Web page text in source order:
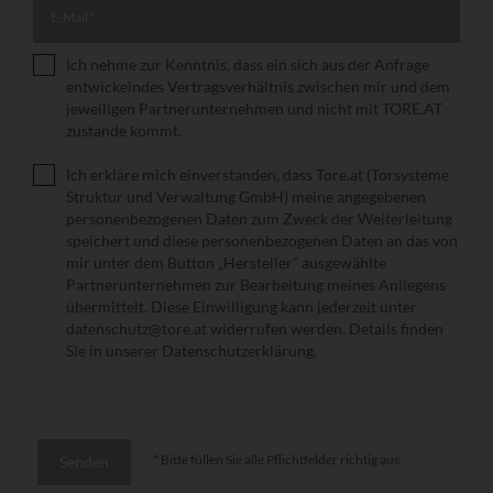
Vertragsverhältnis *
Ich nehme zur Kenntnis, dass ein sich aus der Anfrage
entwickelndes Vertragsverhältnis zwischen mir und dem
jeweiligen Partnerunternehmen und nicht mit TORE.AT
zustande kommt.
Datenschutzerklärung*
Ich erkläre mich einverstanden, dass Tore.at (Torsysteme
Struktur und Verwaltung GmbH) meine angegebenen
personenbezogenen Daten zum Zweck der Weiterleitung
speichert und diese personenbezogenen Daten an das von
mir unter dem Button „Hersteller“ ausgewählte
Partnerunternehmen zur Bearbeitung meines Anliegens
übermittelt. Diese Einwilligung kann jederzeit unter
datenschutz@tore.at widerrufen werden. Details finden
Sie in unserer Datenschutzerklärung
* Bitte füllen Sie alle Pflichtfelder richtig aus.